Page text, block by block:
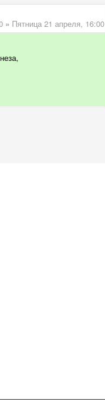
» Пятница 21 апреля, 16:00